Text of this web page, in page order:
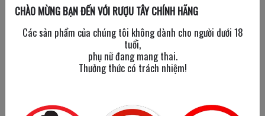
SẢN PHẨM LIÊN QUAN SẢN PHẨM ĐÃ XEM
CHÀO MỪNG BẠN ĐẾN VỚI RƯỢU TÂY CHÍNH HÃNG
Các sản phẩm của chúng tôi không dành cho người dưới 18
tuổi,
phụ nữ đang mang thai.
Thưởng thức có trách nhiệm!